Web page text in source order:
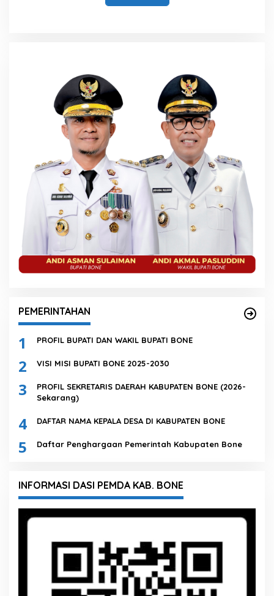
PEMERINTAHAN
1 PROFIL BUPATI DAN WAKIL BUPATI BONE
2 VISI MISI BUPATI BONE 2025-2030
3
PROFIL SEKRETARIS DAERAH KABUPATEN BONE (2026-
Sekarang)
4 DAFTAR NAMA KEPALA DESA DI KABUPATEN BONE
5 Daftar Penghargaan Pemerintah Kabupaten Bone
INFORMASI DASI PEMDA KAB. BONE